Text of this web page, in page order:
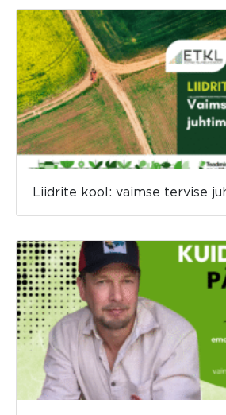
Liidrite kool: vaimse tervise